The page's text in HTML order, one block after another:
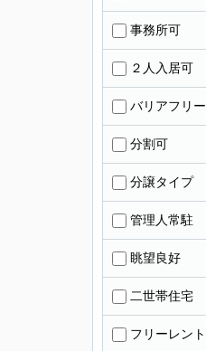
事務所可
２人入居可
バリアフリー
分割可
分譲タイプ
管理人常駐
眺望良好
二世帯住宅
フリーレント